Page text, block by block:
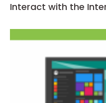
Interact with the